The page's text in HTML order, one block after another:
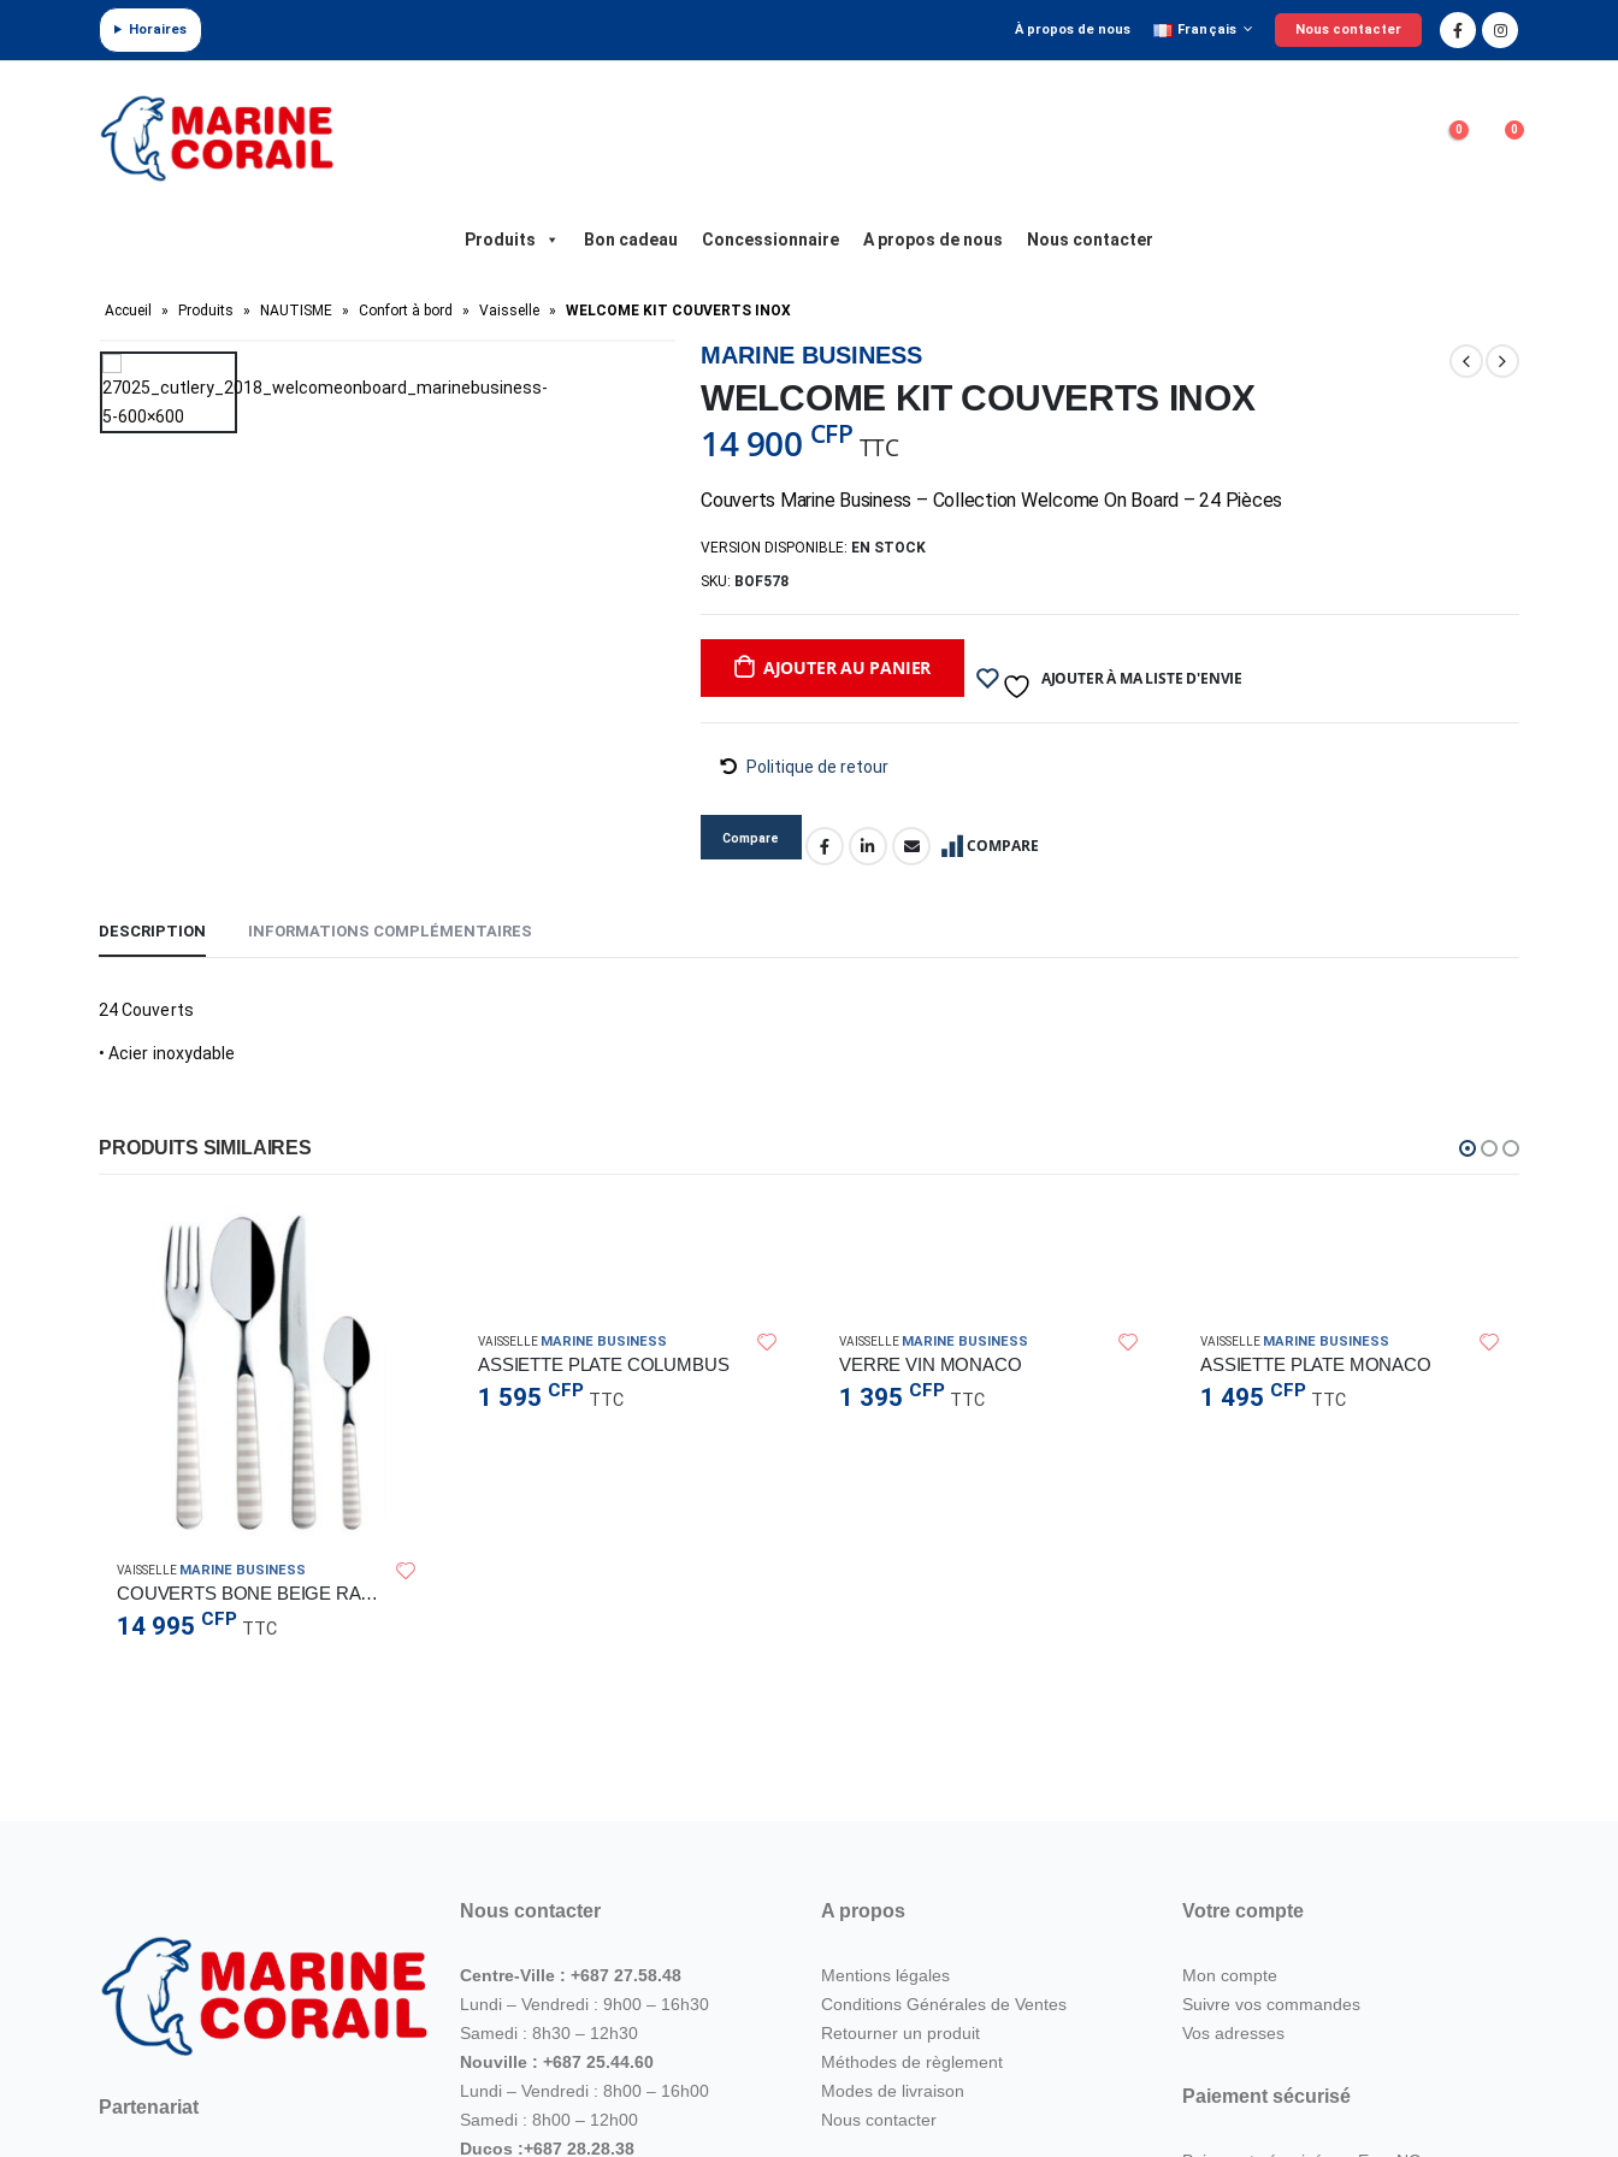
Horaires À propos de nous Français Nous contacter
0 0
Produits Bon cadeau Concessionnaire A propos de nous Nous contacter
Accueil » Produits » NAUTISME » Confort à bord » Vaisselle » WELCOME KIT COUVERTS INOX
MARINE BUSINESS
WELCOME KIT COUVERTS INOX
14 900 CFP TTC
Couverts Marine Business – Collection Welcome On Board – 24 Pièces
VERSION DISPONIBLE: EN STOCK
SKU: BOF578
AJOUTER AU PANIER AJOUTER À MA LISTE D'ENVIE
Politique de retour
Compare COMPARE
DESCRIPTION INFORMATIONS COMPLÉMENTAIRES
24 Couverts
• Acier inoxydable
PRODUITS SIMILAIRES
VAISSELLE MARINE BUSINESS
COUVERTS BONE BEIGE RAYE 24PCS
14 995 CFP TTC
VAISSELLE MARINE BUSINESS
ASSIETTE PLATE COLUMBUS
1 595 CFP TTC
VAISSELLE MARINE BUSINESS
VERRE VIN MONACO
1 395 CFP TTC
VAISSELLE MARINE BUSINESS
ASSIETTE PLATE MONACO
1 495 CFP TTC
Partenariat
Nous contacter
Centre-Ville : +687 27.58.48
Lundi – Vendredi : 9h00 – 16h30
Samedi : 8h30 – 12h30
Nouville : +687 25.44.60
Lundi – Vendredi : 8h00 – 16h00
Samedi : 8h00 – 12h00
Ducos :+687 28.28.38
A propos
Mentions légales
Conditions Générales de Ventes
Retourner un produit
Méthodes de règlement
Modes de livraison
Nous contacter
Votre compte
Mon compte
Suivre vos commandes
Vos adresses
Paiement sécurisé
Panneau de gestion des cookies